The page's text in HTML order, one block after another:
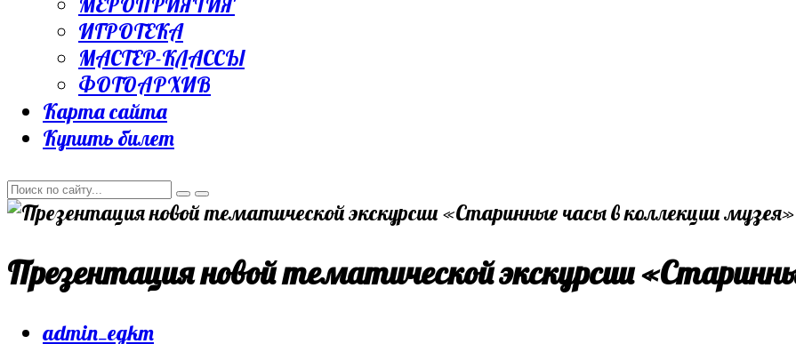
ИГРОТЕКА
МАСТЕР-КЛАССЫ
ФОТОАРХИВ
Карта сайта
Купить билет
Презентация новой тематической экскурсии
Post
admin_egkm